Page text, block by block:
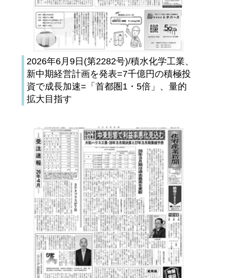
2026年6月9日(第2282号)/積水化学工業、
新中期経営計画を発表=7千億円の積極投
資で成長加速=「首都圏1・5倍」、量的
拡大目指す